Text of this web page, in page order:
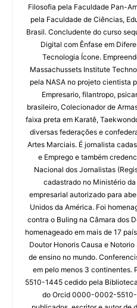
Filosofia pela Faculdade Pan-
pela Faculdade de Ciências,
Brasil. Concludente do curso
Digital com Ênfase em
Tecnologia Ícone.
Massachussets Institute
pela NASA no projeto cientista
Empresario, filantropo,
brasileiro, Colecionador de
faixa preta em Karatê,
diversas federações e
Artes Marciais. É jornalista
e Emprego e também
Nacional dos Jornalistas
cadastrado no Ministério
empresarial autorizado para
Unidos da América. Foi
contra o Buling na Câmara dos
homenageado em mais de 17
Doutor Honoris Causa e
de ensino no mundo.
em pelo menos 3
5510-1445 cedido pela
do Orcid 0000-0002-